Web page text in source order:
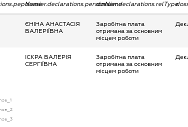
dossier.declarations.personNamedossier.declarations.relType
ЄНІНА АНАСТАСІЯ
ВАЛЕРІЇВНА
Заробітна плата
отримана за основним
місцем роботи
ІСКРА ВАЛЕРІЯ
СЕРГІЇВНА
Заробітна плата
отримана за основним
місцем роботи